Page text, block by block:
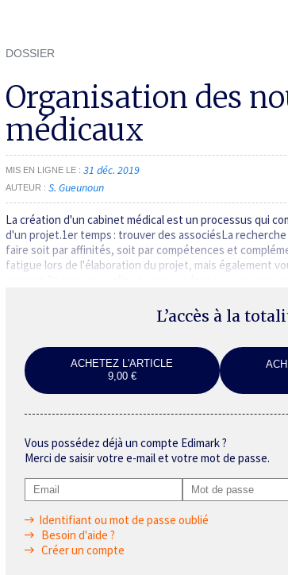
DOSSIER
Organisation des
médicaux
MIS EN LIGNE LE 31 déc. 2019
AUTEUR S. Gueunoun
La création d'un cabinet médical est un processus qui
d'un projet.1er temps : trouver des associésLa
faire soit par affinités, soit par compétences et
fatigue lors de l'élaboration du projet, mais également
L’accès à la
ACHETEZ L'ARTICLE
9,00 €
Vous possédez déjà un compte Edimark ?
Merci de saisir votre e-mail et votre mot de passe.
Identifiant ou mot de passe oublié
Besoin d'aide ?
Créer un compte